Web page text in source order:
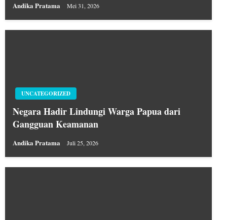
Andika Pratama Mei 31, 2026
UNCATEGORIZED
Negara Hadir Lindungi Warga Papua dari
Gangguan Keamanan
Andika Pratama Juli 25, 2026